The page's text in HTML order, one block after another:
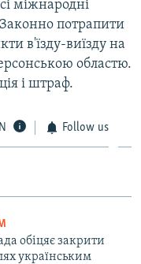
міжнародні
потрапити
в'їзду-виїзду на
областю.
і штраф.
Follow us
обіцяє закрити
українським